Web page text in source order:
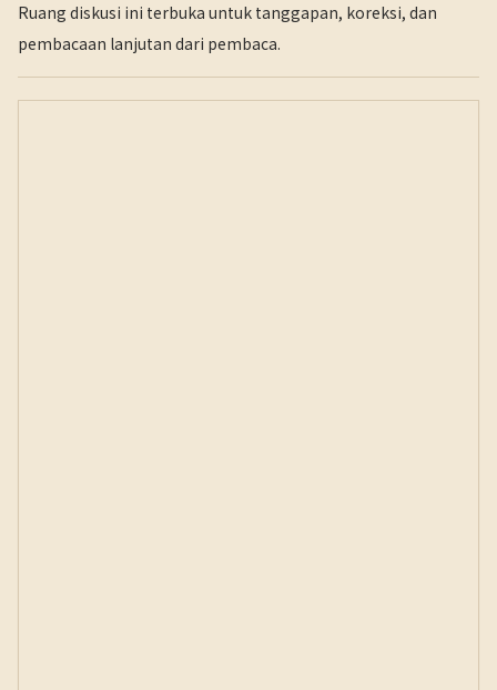
Ruang diskusi ini terbuka untuk tanggapan, koreksi, dan
pembacaan lanjutan dari pembaca.